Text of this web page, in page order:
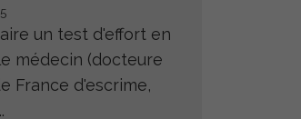
un test d'effort en
médecin (docteure
France d'escrime,